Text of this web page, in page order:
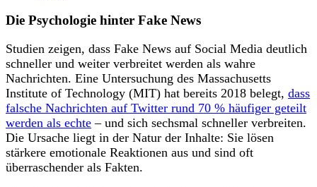
Die Psychologie hinter Fake News
Studien zeigen, dass Fake News auf Social Media deutlich
schneller und weiter verbreitet werden als wahre
Nachrichten. Eine Untersuchung des Massachusetts
Institute of Technology (MIT) hat bereits 2018 belegt, dass
falsche Nachrichten auf Twitter rund 70 % häufiger geteilt
werden als echte – und sich sechsmal schneller verbreiten.
Die Ursache liegt in der Natur der Inhalte: Sie lösen
stärkere emotionale Reaktionen aus und sind oft
überraschender als Fakten.